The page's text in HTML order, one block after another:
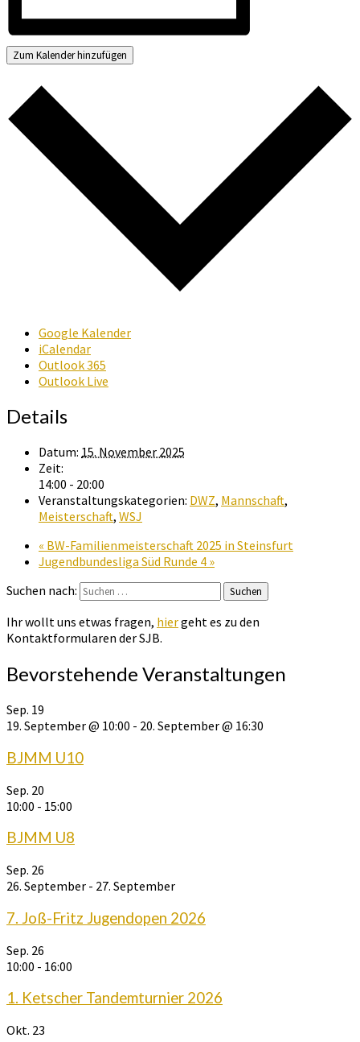
Zum Kalender hinzufügen
Google Kalender
iCalendar
Outlook 365
Outlook Live
Details
Datum: 15. November 2025
Zeit:
14:00 - 20:00
Veranstaltungskategorien: DWZ, Mannschaft,
Meisterschaft, WSJ
« BW-Familienmeisterschaft 2025 in Steinsfurt
Jugendbundesliga Süd Runde 4 »
Suchen nach:
Suchen
Ihr wollt uns etwas fragen, hiergeht es zu den
Kontaktformularen der SJB.
Bevorstehende Veranstaltungen
Sep. 19
19. September @ 10:00 - 20. September @ 16:30
BJMM U10
Sep. 20
10:00 - 15:00
BJMM U8
Sep. 26
26. September - 27. September
7. Joß-Fritz Jugendopen 2026
Sep. 26
10:00 - 16:00
1. Ketscher Tandemturnier 2026
Okt. 23